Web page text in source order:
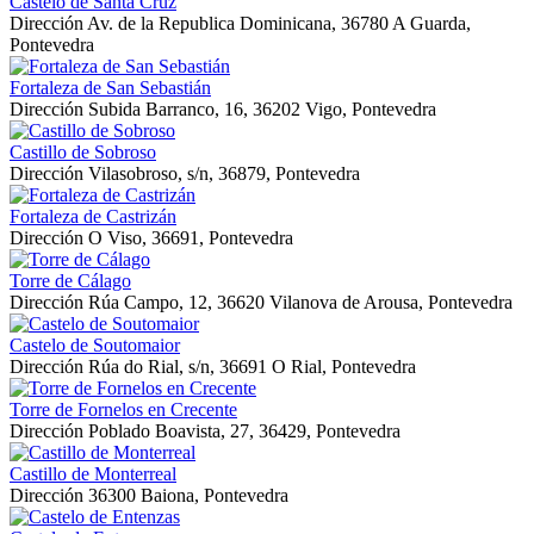
Dirección Av. de la Republica Dominicana, 36780 A Guarda,
Pontevedra
Fortaleza de San Sebastián
Dirección Subida Barranco, 16, 36202 Vigo, Pontevedra
Castillo de Sobroso
Dirección Vilasobroso, s/n, 36879, Pontevedra
Fortaleza de Castrizán
Dirección O Viso, 36691, Pontevedra
Torre de Cálago
Dirección Rúa Campo, 12, 36620 Vilanova de Arousa, Pontevedra
Castelo de Soutomaior
Dirección Rúa do Rial, s/n, 36691 O Rial, Pontevedra
Torre de Fornelos en Crecente
Dirección Poblado Boavista, 27, 36429, Pontevedra
Castillo de Monterreal
Dirección 36300 Baiona, Pontevedra